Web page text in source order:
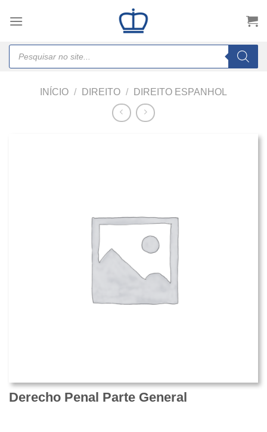
Products
search
INÍCIO / DIREITO / DIREITO ESPANHOL
Derecho Penal Parte General